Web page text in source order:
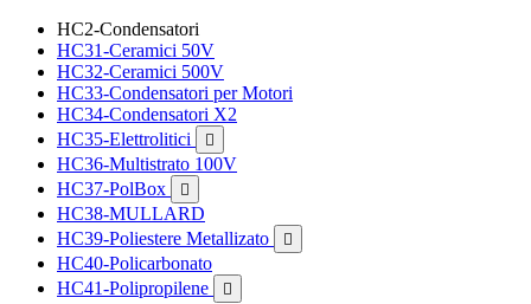
HC2-Condensatori
HC31-Ceramici 50V
HC32-Ceramici 500V
HC33-Condensatori per Motori
HC34-Condensatori X2
HC35-Elettrolitici

HC36-Multistrato 100V
HC37-PolBox

HC38-MULLARD
HC39-Poliestere Metallizato

HC40-Policarbonato
HC41-Polipropilene
